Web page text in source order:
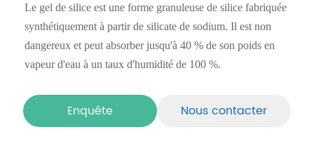
Le gel de silice est une forme granuleuse de silice fabriquée
synthétiquement à partir de silicate de sodium. Il est non
dangereux et peut absorber jusqu'à 40 % de son poids en
vapeur d'eau à un taux d'humidité de 100 %.
Enquête Nous contacter